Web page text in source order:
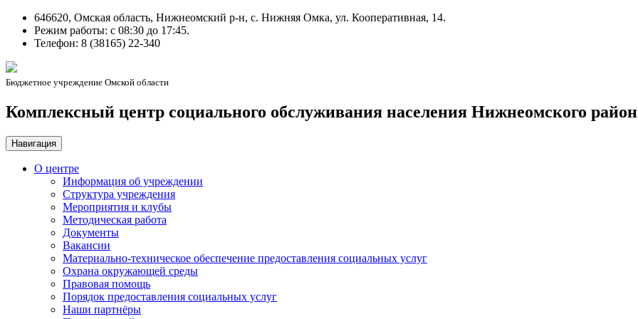
646620, Омская область, Нижнеомский р-н, с. Нижняя Омка, ул. Кооперативная, 14.
Режим работы: c 08:30 до 17:45.
Телефон: 8 (38165) 22-340
Бюджетное учреждение Омской области
Комплексный центр социального обслуживания населения Нижнеомского
Навигация
О центре
Информация об учреждении
Структура учреждения
Мероприятия и клубы
Методическая работа
Документы
Вакансии
Материально-техническое обеспечение предоставления социальных услуг
Охрана окружающей среды
Правовая помощь
Порядок предоставления социальных услуг
Наши партнёры